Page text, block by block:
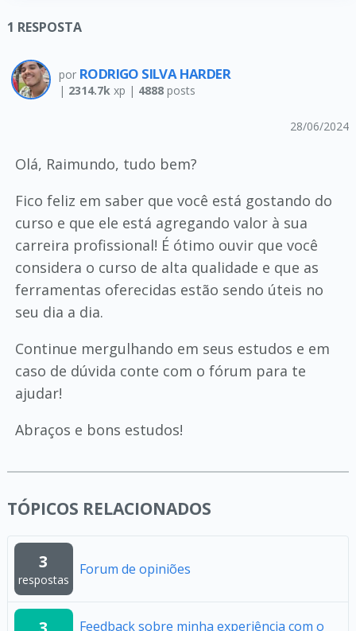
1 RESPOSTA
por RODRIGO SILVA HARDER
| 2314.7kxp | 4888posts
28/06/2024
Olá, Raimundo, tudo bem?
Fico feliz em saber que você está gostando do
curso e que ele está agregando valor à sua
carreira profissional! É ótimo ouvir que você
considera o curso de alta qualidade e que as
ferramentas oferecidas estão sendo úteis no
seu dia a dia.
Continue mergulhando em seus estudos e em
caso de dúvida conte com o fórum para te
ajudar!
Abraços e bons estudos!
TÓPICOS RELACIONADOS
3
respostas
Forum de opiniões
Feedback sobre minha experiência com o